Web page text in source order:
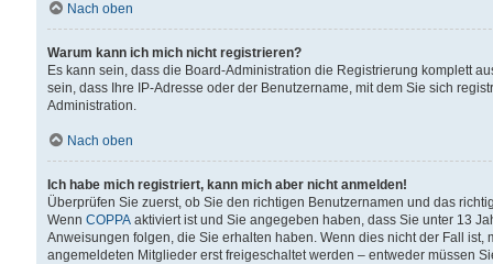
Nach oben
Warum kann ich mich nicht registrieren?
Es kann sein, dass die Board-Administration die Registrierung komplett
sein, dass Ihre IP-Adresse oder der Benutzername, mit dem Sie sich
Administration.
Nach oben
Ich habe mich registriert, kann mich aber nicht anmelden!
Überprüfen Sie zuerst, ob Sie den richtigen Benutzernamen und das
Wenn COPPA aktiviert ist und Sie angegeben haben, dass Sie unter 13
Anweisungen folgen, die Sie erhalten haben. Wenn dies nicht der Fall
angemeldeten Mitglieder erst freigeschaltet werden – entweder müssen